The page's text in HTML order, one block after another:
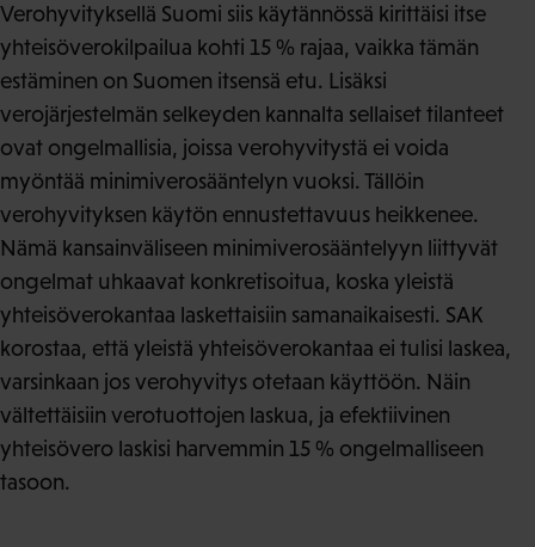
Verohyvityksellä Suomi siis käytännössä kirittäisi itse
yhteisöverokilpailua kohti 15 % rajaa, vaikka tämän
estäminen on Suomen itsensä etu. Lisäksi
verojärjestelmän selkeyden kannalta sellaiset tilanteet
ovat ongelmallisia, joissa verohyvitystä ei voida
myöntää minimiverosääntelyn vuoksi. Tällöin
verohyvityksen käytön ennustettavuus heikkenee.
Nämä kansainväliseen minimiverosääntelyyn liittyvät
ongelmat uhkaavat konkretisoitua, koska yleistä
yhteisöverokantaa laskettaisiin samanaikaisesti. SAK
korostaa, että yleistä yhteisöverokantaa ei tulisi laskea,
varsinkaan jos verohyvitys otetaan käyttöön. Näin
vältettäisiin verotuottojen laskua, ja efektiivinen
yhteisövero laskisi harvemmin 15 % ongelmalliseen
tasoon.